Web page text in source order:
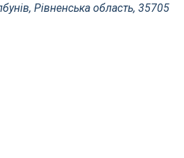
Рівненська область, 35705